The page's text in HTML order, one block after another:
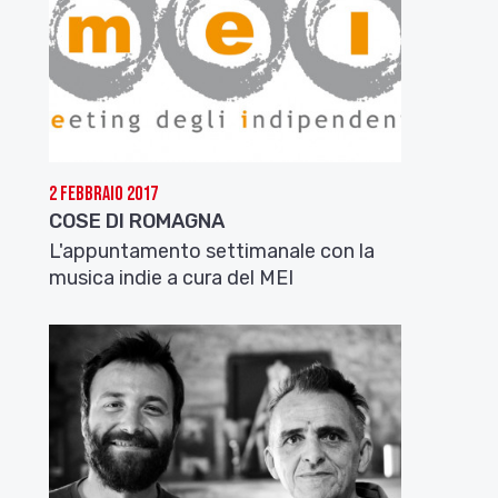
2 Febbraio 2017
COSE DI ROMAGNA
L'appuntamento settimanale con la
musica indie a cura del MEI